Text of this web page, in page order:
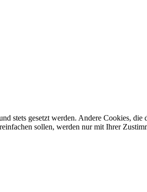
stets gesetzt werden. Andere Cookies,
sollen, werden nur mit Ihrer